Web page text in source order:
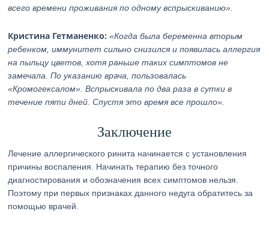
всего времени проживания по одному вспрыскиванию».
Кристина Гетманенко: «Когда была беременна вторым
ребенком, иммунитет сильно снизился и появилась аллергия
на пыльцу цветов, хотя раньше таких симптомов не
замечала. По указанию врача, пользовалась
«Кромогексалом». Вспрыскивала по два раза в сутки в
течение пяти дней. Спустя это время все прошло».
Заключение
Лечение аллергического ринита начинается с установления
причины воспаления. Начинать терапию без точного
диагностирования и обозначения всех симптомов нельзя.
Поэтому при первых признаках данного недуга обратитесь за
помощью врачей.